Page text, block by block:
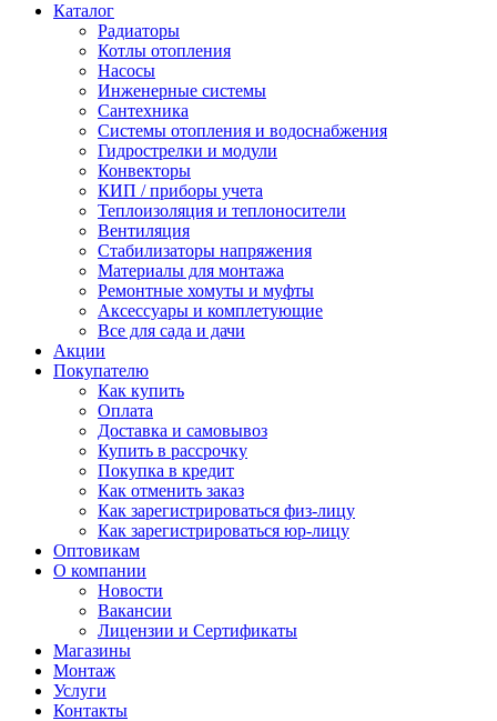
Каталог
Радиаторы
Котлы отопления
Насосы
Инженерные системы
Сантехника
Системы отопления и водоснабжения
Гидрострелки и модули
Конвекторы
КИП / приборы учета
Теплоизоляция и теплоносители
Вентиляция
Стабилизаторы напряжения
Материалы для монтажа
Ремонтные хомуты и муфты
Аксессуары и комплетующие
Все для сада и дачи
Акции
Покупателю
Как купить
Оплата
Доставка и самовывоз
Купить в рассрочку
Покупка в кредит
Как отменить заказ
Как зарегистрироваться физ-лицу
Как зарегистрироваться юр-лицу
Оптовикам
О компании
Новости
Вакансии
Лицензии и Сертификаты
Магазины
Монтаж
Услуги
Контакты